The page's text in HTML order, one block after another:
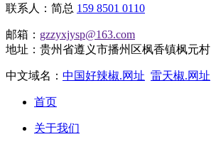
联系人：简总 159 8501 0110
邮箱： gzzyxjysp@163.com
地址：贵州省遵义市播州区枫香镇枫元村
中文域名： 中国好辣椒.网址 雷天椒.网址
首页
关于我们